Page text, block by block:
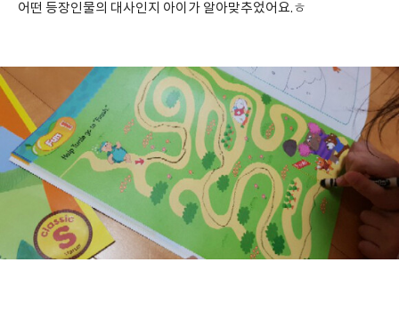
어떤 등장인물의 대사인지 아이가 알아맞추었어요.ㅎ